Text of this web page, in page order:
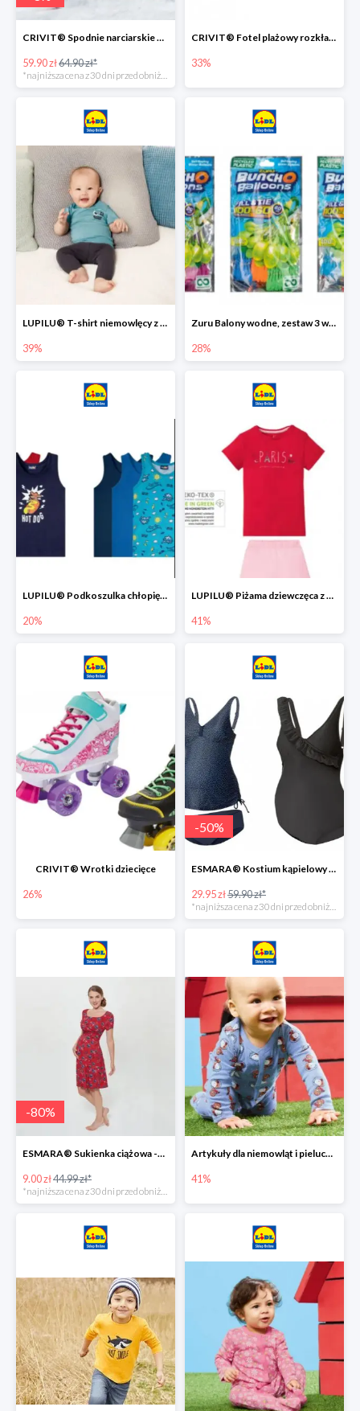
CRIVIT® Spodnie narciarskie dziewczęce
59.90 zł64.90 zł*
*najniższa cena z 30 dni przed obniżką
CRIVIT® Fotel plażowy rozkładany / Brodzik dziecięcy
33%
LUPILU® T-shirt niemowlęcy z biobawełny -39%
39%
Zuru Balony wodne, zestaw 3 wiązek -28%
28%
LUPILU® Podkoszulka chłopięca z bawełny -20%
20%
LUPILU® Piżama dziewczęca z bawełny -41%
41%
CRIVIT® Wrotki dziecięce
26%
-50%
ESMARA® Kostium kąpielowy ciążowy lub tankini ciążowe -50%
29.95 zł59.90 zł*
-80%
ESMARA® Sukienka ciążowa -79%
9.00 zł44.99 zł*
Artykuły dla niemowląt i pieluchy w Lidlu Online do -41%
41%